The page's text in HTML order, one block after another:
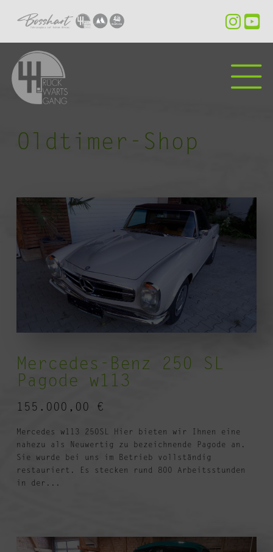
Oldtimer-Shop
Mercedes-Benz 250 SL
Pagode w113
155.000,00 €
Mercedes w113 250SL Hier bieten wir Ihnen eine
nahezu als Neuwertig zu bezeichnende Pagode an.
Sie wurde bei uns im Betrieb vollständig
restauriert. Es stecken rund 800 Arbeitsstunden
in der...